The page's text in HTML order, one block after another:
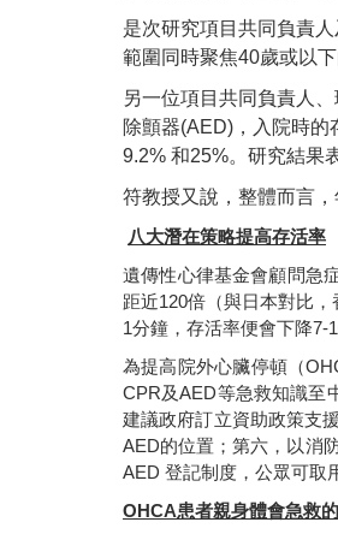
是次研究項目共同負責
範圍同時聚焦40歲或以
另一位項目共同負責人
除顫器(AED) ，入院時的
9.2% 和25%。研究結果
符教授又說，整體而言，
八大潛在策略提高存活率
遺傳性心律基金會顧問急
距近120倍（與日本對比，
1分鐘，存活率便會下降7-
為提高院外心臟停頓（
CPR及AED等急救知識至
建議政府訂立資助政策支
AED的位置；第六，以消
AED 登記制度，公眾可取
OHCA患者親身體會急救